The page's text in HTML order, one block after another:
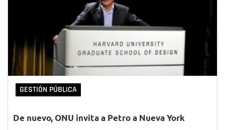
GESTIÓN PÚBLICA
De nuevo, ONU invita a Petro a Nueva York